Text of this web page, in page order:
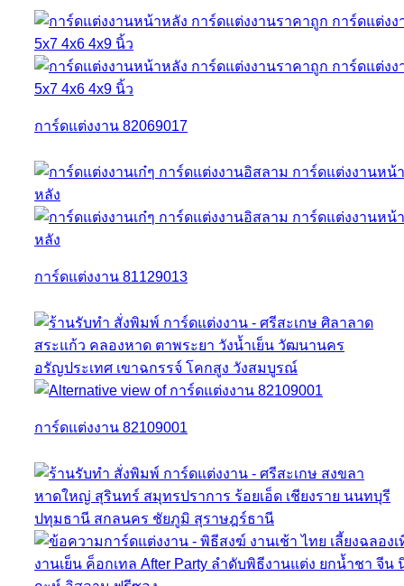
การ์ดแต่งงาน 82069017
การ์ดแต่งงาน 81129013
การ์ดแต่งงาน 82109001